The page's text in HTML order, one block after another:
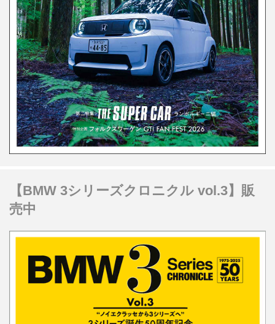
【BMW 3シリーズクロニクル vol.3】販
売中